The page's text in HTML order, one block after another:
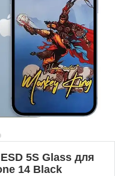
5S Glass для
14 Black